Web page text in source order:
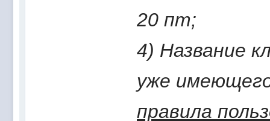
20 пт;
4) Название
уже
правила